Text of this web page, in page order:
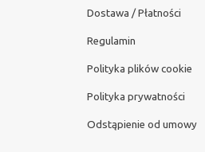
Dostawa / Płatności
Regulamin
Polityka plików cookie
Polityka prywatności
Odstąpienie od umowy